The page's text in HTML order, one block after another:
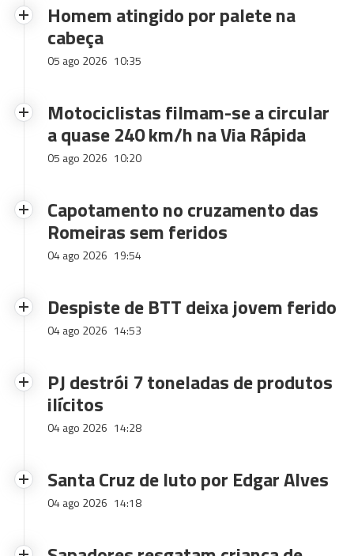
Homem atingido por palete na
cabeça
05 ago 2026 10:35
Motociclistas filmam-se a circular
a quase 240 km/h na Via Rápida
05 ago 2026 10:20
Capotamento no cruzamento das
Romeiras sem feridos
04 ago 2026 19:54
Despiste de BTT deixa jovem ferido
04 ago 2026 14:53
PJ destrói 7 toneladas de produtos
ilícitos
04 ago 2026 14:28
Santa Cruz de luto por Edgar Alves
04 ago 2026 14:18